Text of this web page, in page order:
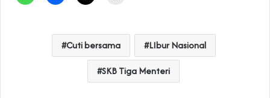
Cuti bersama LIbur Nasional
SKB Tiga Menteri